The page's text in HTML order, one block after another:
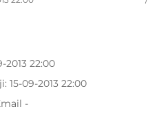
2013 22:00
15-09-2013 22:00
-